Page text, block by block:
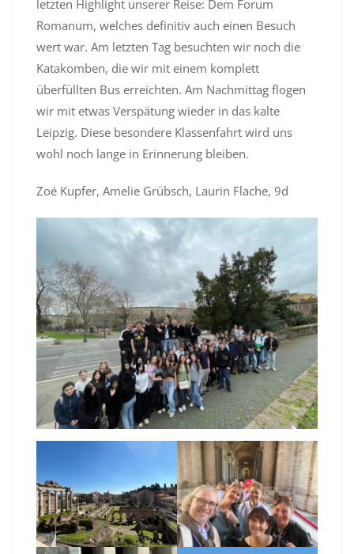
letzten Highlight unserer Reise: Dem Forum
Romanum, welches definitiv auch einen Besuch
wert war. Am letzten Tag besuchten wir noch die
Katakomben, die wir mit einem komplett
überfüllten Bus erreichten. Am Nachmittag flogen
wir mit etwas Verspätung wieder in das kalte
Leipzig. Diese besondere Klassenfahrt wird uns
wohl noch lange in Erinnerung bleiben.
Zoé Kupfer, Amelie Grübsch, Laurin Flache, 9d